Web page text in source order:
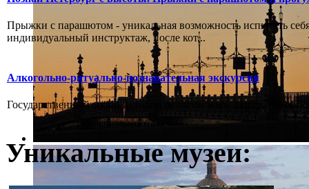
Прыжки с парашютом - уникальная возможность испытать
индивидуальный инструктаж, после кот...
Алкогольно-ритуально-познавательная экскурсия
Государственный музей истории религии www.gmr.ru, т. 314-
Уникальные музеи: